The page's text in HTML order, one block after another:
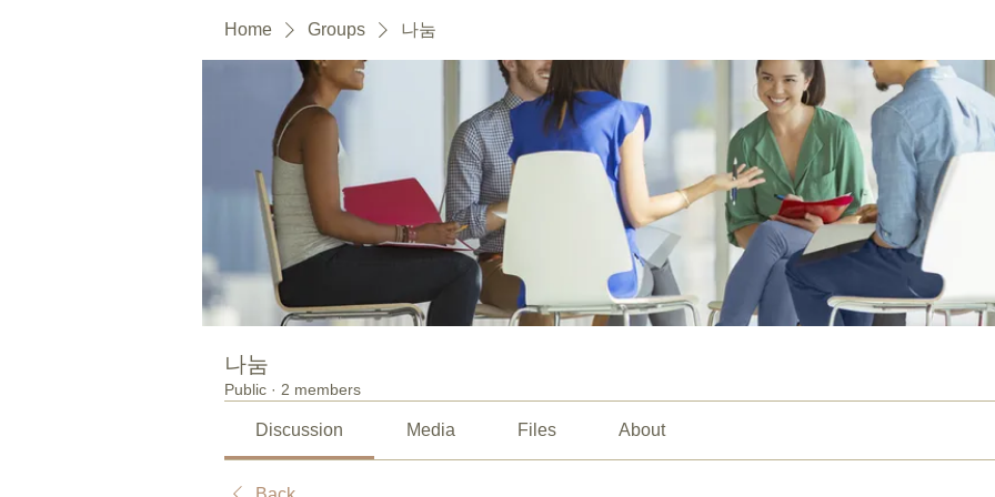
Home Groups 나눔
나눔
Public · 2 members
Discussion Media Files About